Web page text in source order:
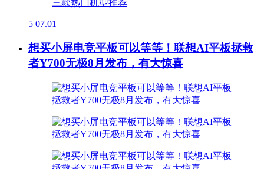
5 07.01
想买小屏电竞平板可以等等！联想AI平板拯救
者Y700无极8月发布，有大惊喜